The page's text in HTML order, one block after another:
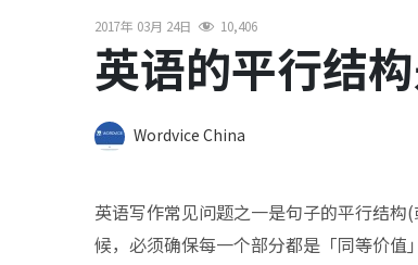
2017年 03月 24日 10,406
英语的平行结
Wordvice China
英语写作常见问题之一是句子的平行结
候，必须确保每一个部分都是「同等价值